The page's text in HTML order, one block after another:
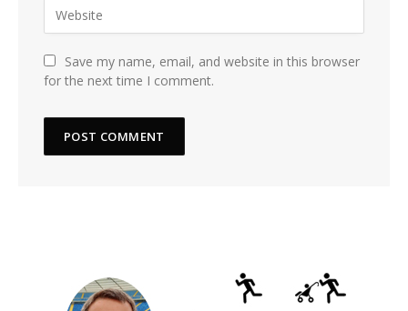
Save my name, email, and website in this browser
for the next time I comment.